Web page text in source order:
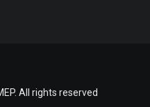
All rights reserved